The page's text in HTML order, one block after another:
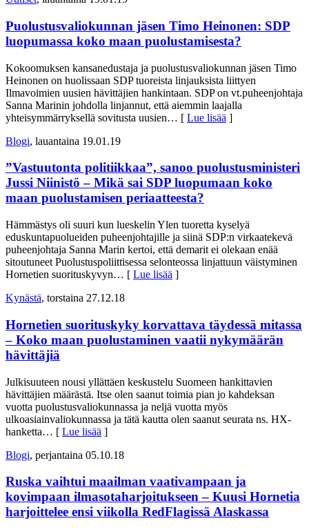
Puolustusvaliokunnan jäsen Timo Heinonen: SDP
luopumassa koko maan puolustamisesta?
Kokoomuksen kansanedustaja ja puolustusvaliokunnan jäsen Timo
Heinonen on huolissaan SDP tuoreista linjauksista liittyen
Ilmavoimien uusien hävittäjien hankintaan. SDP on vt.puheenjohtaja
Sanna Marinin johdolla linjannut, että aiemmin laajalla
yhteisymmärryksellä sovitusta uusien… [ Lue lisää ]
Blogi, lauantaina 19.01.19
”Vastuutonta politiikkaa”, sanoo puolustusministeri
Jussi Niinistö – Mikä sai SDP luopumaan koko
maan puolustamisen periaatteesta?
Hämmästys oli suuri kun lueskelin Ylen tuoretta kyselyä
eduskuntapuolueiden puheenjohtajille ja siinä SDP:n virkaatekevä
puheenjohtaja Sanna Marin kertoi, että demarit ei olekaan enää
sitoutuneet Puolustuspoliittisessa selonteossa linjattuun väistyminen
Hornetien suorituskyvyn… [ Lue lisää ]
Kynästä, torstaina 27.12.18
Hornetien suorituskyky korvattava täydessä mitassa
– Koko maan puolustaminen vaatii nykymäärän
hävittäjiä
Julkisuuteen nousi yllättäen keskustelu Suomeen hankittavien
hävittäjien määrästä. Itse olen saanut toimia pian jo kahdeksan
vuotta puolustusvaliokunnassa ja neljä vuotta myös
ulkoasiainvaliokunnassa ja tätä kautta olen saanut seurata ns. HX-
hanketta… [ Lue lisää ]
Blogi, perjantaina 05.10.18
Ruska vaihtui maailman vaativampaan ja
kovimpaan ilmasotaharjoitukseen – Kuusi Hornetia
harjoittelee ensi viikolla RedFlagissä Alaskassa